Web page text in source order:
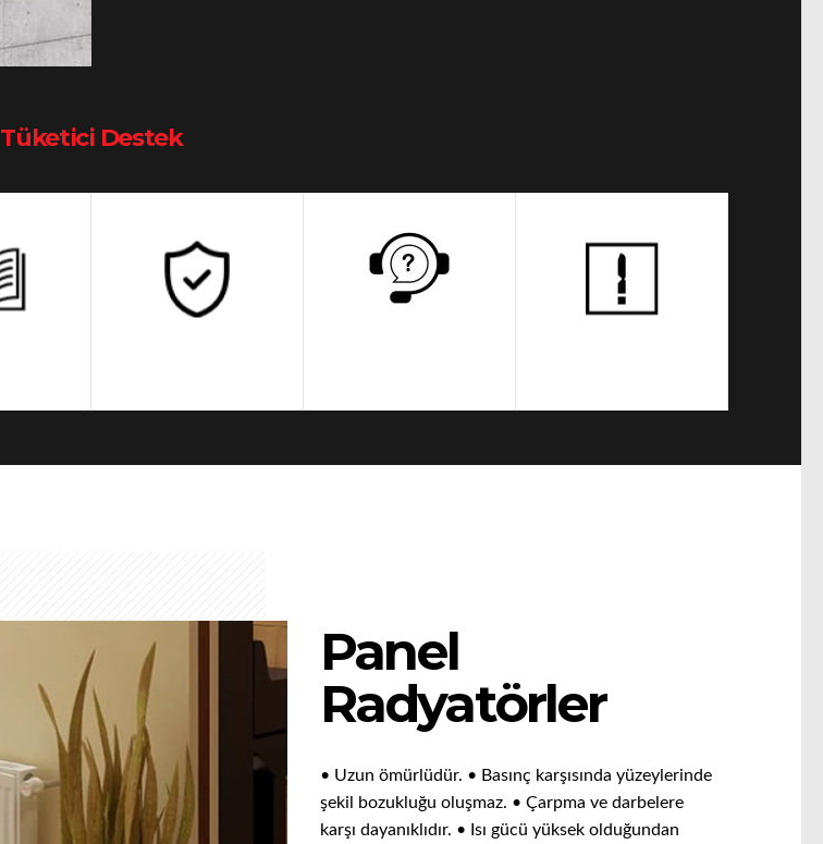
Tüketici Destek
Panel
Radyatörler
• Uzun ömürlüdür. • Basınç karşısında yüzeylerinde
şekil bozukluğu oluşmaz. • Çarpma ve darbelere
karşı dayanıklıdır. • Isı gücü yüksek olduğundan